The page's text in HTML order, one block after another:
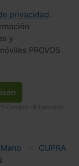
privacidad.
y
PROVOS
CUPRA